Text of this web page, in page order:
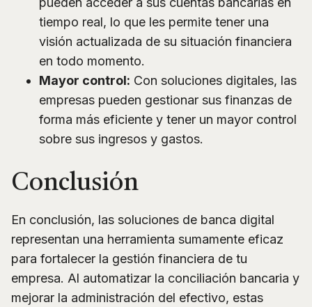
tiempo real, lo que les permite tener una
visión actualizada de su situación financiera
en todo momento.
Mayor control: Con soluciones digitales, las
empresas pueden gestionar sus finanzas de
forma más eficiente y tener un mayor control
sobre sus ingresos y gastos.
Conclusión
En conclusión, las soluciones de banca digital
representan una herramienta sumamente eficaz
para fortalecer la gestión financiera de tu
empresa. Al automatizar la conciliación bancaria y
mejorar la administración del efectivo, estas